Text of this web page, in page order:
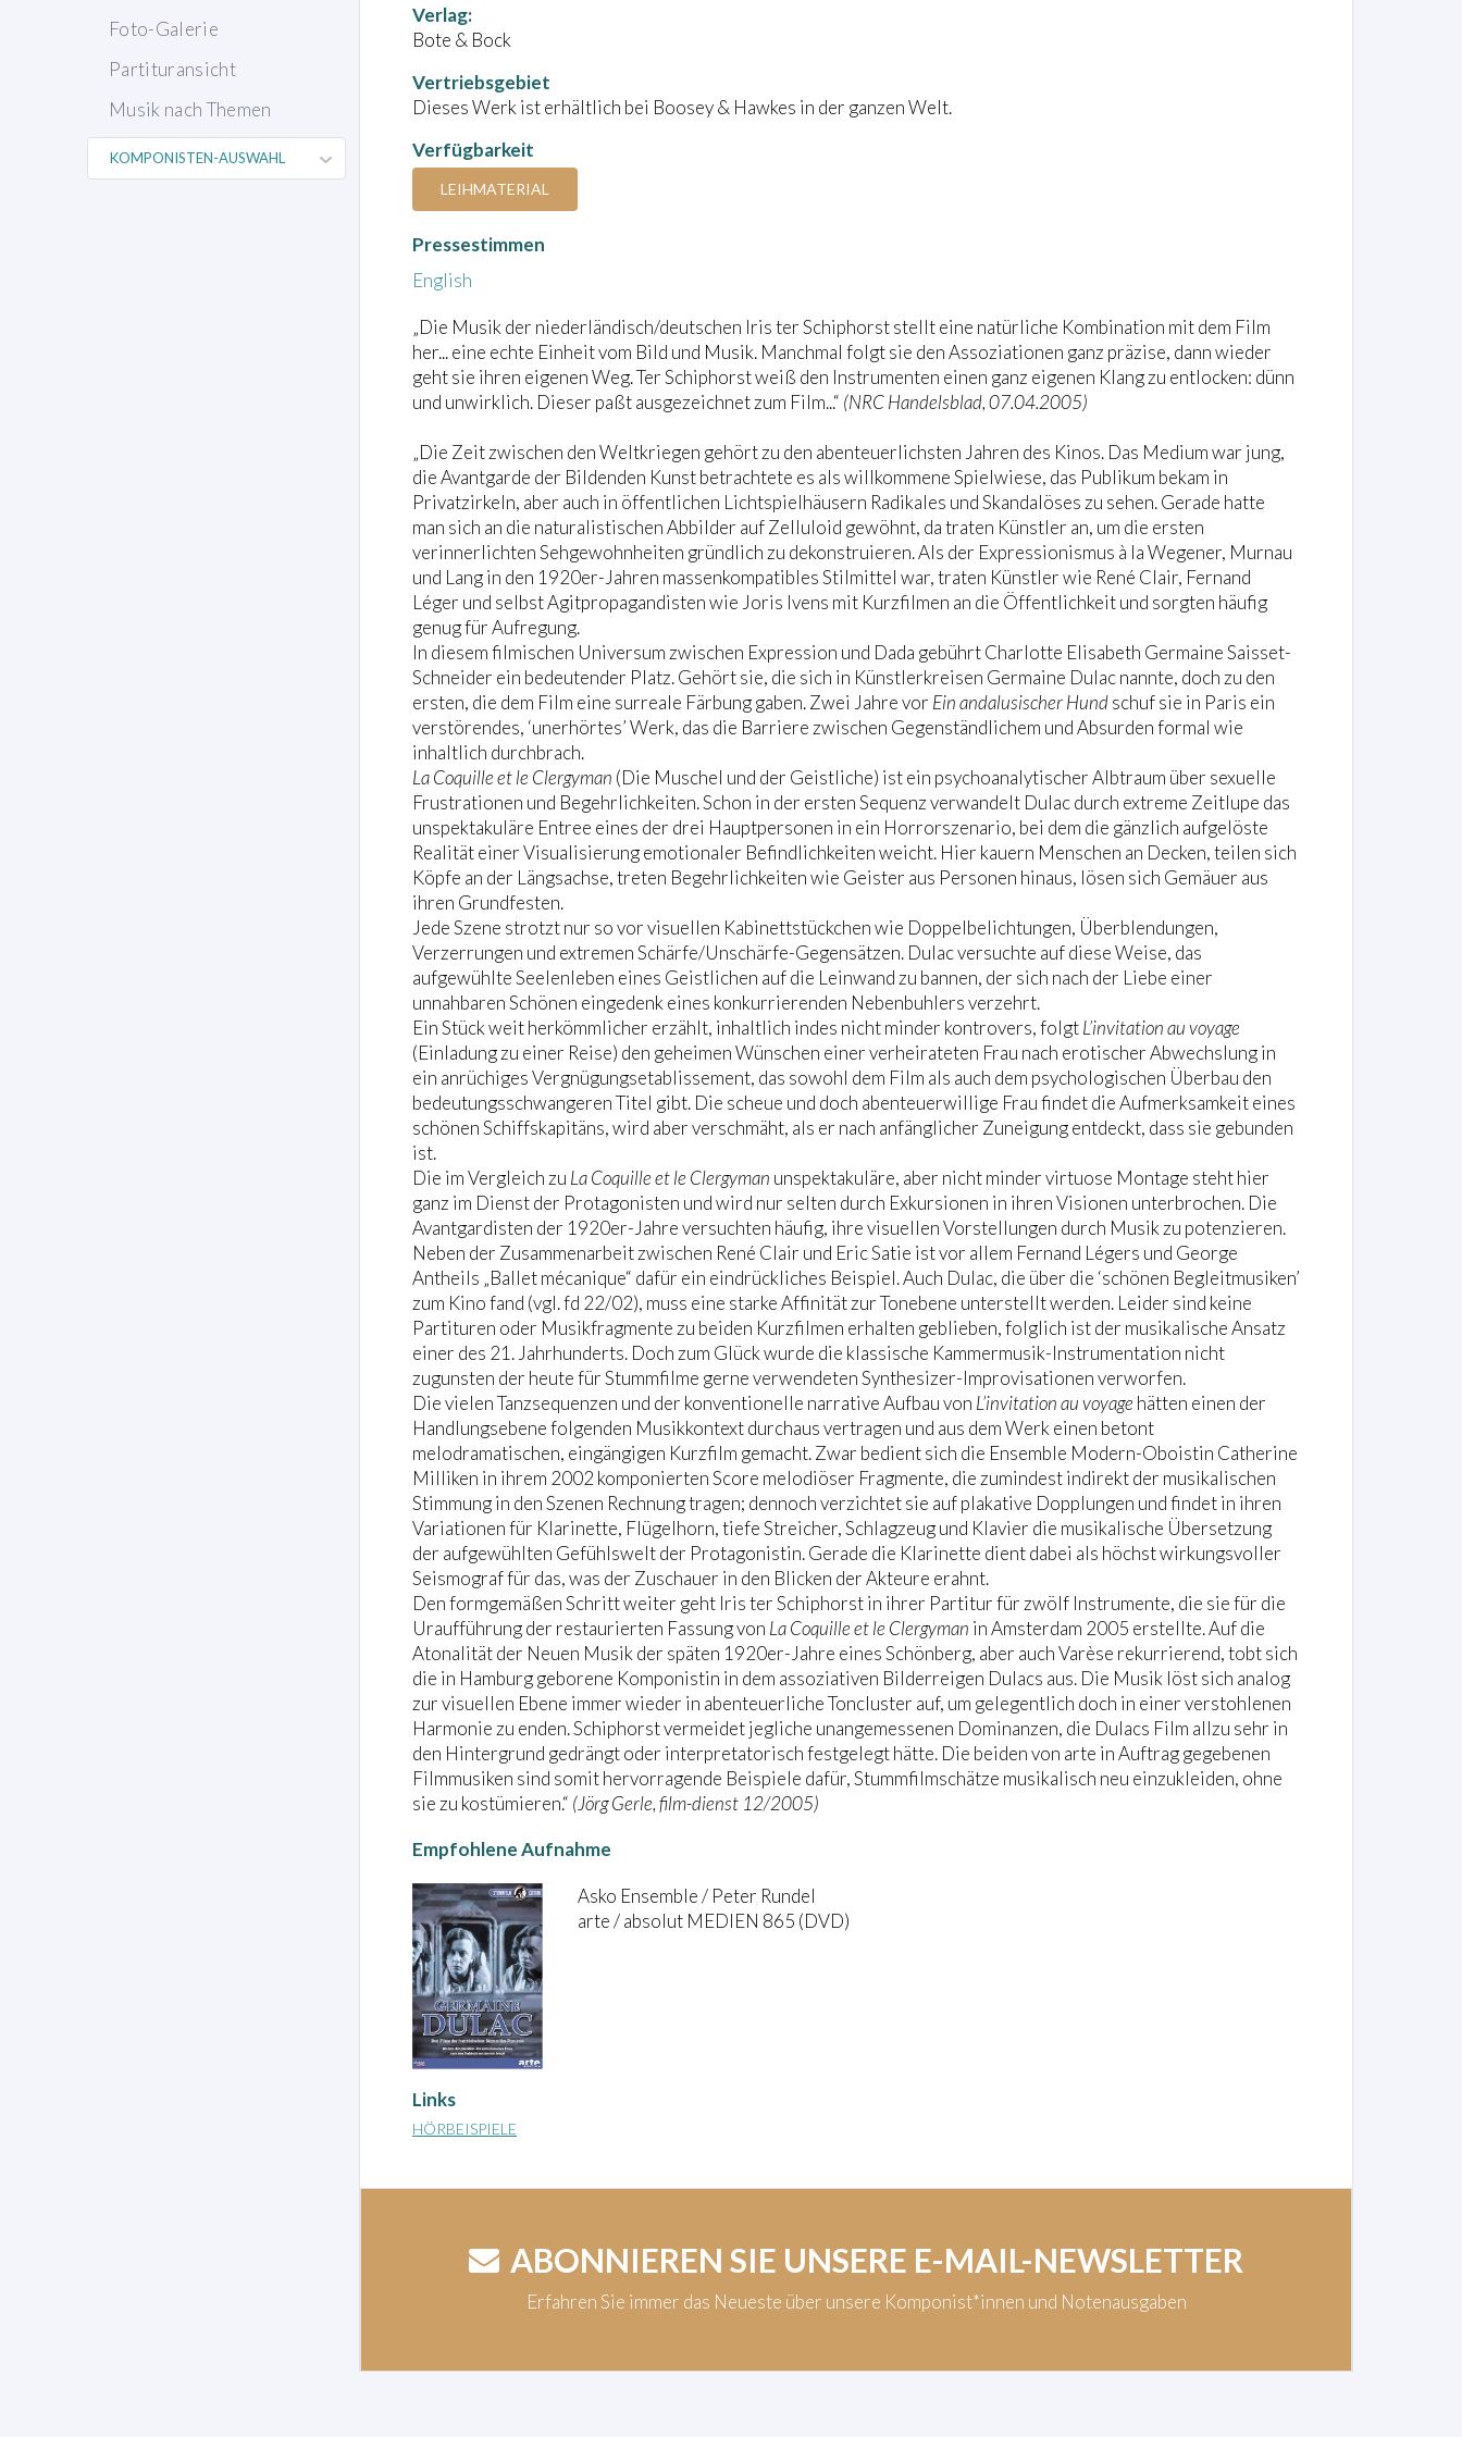
Foto-Galerie
Partituransicht
Musik nach Themen
Verlag:
Bote & Bock
Vertriebsgebiet
Dieses Werk ist erhältlich bei Boosey & Hawkes in der ganzen Welt.
Verfügbarkeit
LEIHMATERIAL
Pressestimmen
English
„Die Musik der niederländisch/deutschen Iris ter Schiphorst stellt eine natürliche Kombination mit dem Film
her... eine echte Einheit vom Bild und Musik. Manchmal folgt sie den Assoziationen ganz präzise, dann wieder
geht sie ihren eigenen Weg. Ter Schiphorst weiß den Instrumenten einen ganz eigenen Klang zu entlocken: dünn
und unwirklich. Dieser paßt ausgezeichnet zum Film...“ (NRC Handelsblad, 07.04.2005)
„Die Zeit zwischen den Weltkriegen gehört zu den abenteuerlichsten Jahren des Kinos. Das Medium war jung,
die Avantgarde der Bildenden Kunst betrachtete es als willkommene Spielwiese, das Publikum bekam in
Privatzirkeln, aber auch in öffentlichen Lichtspielhäusern Radikales und Skandalöses zu sehen. Gerade hatte
man sich an die naturalistischen Abbilder auf Zelluloid gewöhnt, da traten Künstler an, um die ersten
verinnerlichten Sehgewohnheiten gründlich zu dekonstruieren. Als der Expressionismus à la Wegener, Murnau
und Lang in den 1920er-Jahren massenkompatibles Stilmittel war, traten Künstler wie René Clair, Fernand
Léger und selbst Agitpropagandisten wie Joris Ivens mit Kurzfilmen an die Öffentlichkeit und sorgten häufig
genug für Aufregung.
In diesem filmischen Universum zwischen Expression und Dada gebührt Charlotte Elisabeth Germaine Saisset-
Schneider ein bedeutender Platz. Gehört sie, die sich in Künstlerkreisen Germaine Dulac nannte, doch zu den
ersten, die dem Film eine surreale Färbung gaben. Zwei Jahre vor Ein andalusischer Hundschuf sie in Paris ein
verstörendes, ‘unerhörtes’ Werk, das die Barriere zwischen Gegenständlichem und Absurden formal wie
inhaltlich durchbrach.
La Coquille et le Clergyman (Die Muschel und der Geistliche) ist ein psychoanalytischer Albtraum über sexuelle
Frustrationen und Begehrlichkeiten. Schon in der ersten Sequenz verwandelt Dulac durch extreme Zeitlupe das
unspektakuläre Entree eines der drei Hauptpersonen in ein Horrorszenario, bei dem die gänzlich aufgelöste
Realität einer Visualisierung emotionaler Befindlichkeiten weicht. Hier kauern Menschen an Decken, teilen sich
Köpfe an der Längsachse, treten Begehrlichkeiten wie Geister aus Personen hinaus, lösen sich Gemäuer aus
ihren Grundfesten.
Jede Szene strotzt nur so vor visuellen Kabinettstückchen wie Doppelbelichtungen, Überblendungen,
Verzerrungen und extremen Schärfe/Unschärfe-Gegensätzen. Dulac versuchte auf diese Weise, das
aufgewühlte Seelenleben eines Geistlichen auf die Leinwand zu bannen, der sich nach der Liebe einer
unnahbaren Schönen eingedenk eines konkurrierenden Nebenbuhlers verzehrt.
Ein Stück weit herkömmlicher erzählt, inhaltlich indes nicht minder kontrovers, folgtL’invitation au voyage
(Einladung zu einer Reise) den geheimen Wünschen einer verheirateten Frau nach erotischer Abwechslung in
ein anrüchiges Vergnügungsetablissement, das sowohl dem Film als auch dem psychologischen Überbau den
bedeutungsschwangeren Titel gibt. Die scheue und doch abenteuerwillige Frau findet die Aufmerksamkeit eines
schönen Schiffskapitäns, wird aber verschmäht, als er nach anfänglicher Zuneigung entdeckt, dass sie gebunden
ist.
Die im Vergleich zu La Coquille et le Clergyman unspektakuläre, aber nicht minder virtuose Montage steht hier
ganz im Dienst der Protagonisten und wird nur selten durch Exkursionen in ihren Visionen unterbrochen. Die
Avantgardisten der 1920er-Jahre versuchten häufig, ihre visuellen Vorstellungen durch Musik zu potenzieren.
Neben der Zusammenarbeit zwischen René Clair und Eric Satie ist vor allem Fernand Légers und George
Antheils „Ballet mécanique“ dafür ein eindrückliches Beispiel. Auch Dulac, die über die ‘schönen Begleitmusiken’
zum Kino fand (vgl. fd 22/02), muss eine starke Affinität zur Tonebene unterstellt werden. Leider sind keine
Partituren oder Musikfragmente zu beiden Kurzfilmen erhalten geblieben, folglich ist der musikalische Ansatz
einer des 21. Jahrhunderts. Doch zum Glück wurde die klassische Kammermusik-Instrumentation nicht
zugunsten der heute für Stummfilme gerne verwendeten Synthesizer-Improvisationen verworfen.
Die vielen Tanzsequenzen und der konventionelle narrative Aufbau von L’invitation au voyage hätten einen der
Handlungsebene folgenden Musikkontext durchaus vertragen und aus dem Werk einen betont
melodramatischen, eingängigen Kurzfilm gemacht. Zwar bedient sich die Ensemble Modern-Oboistin Catherine
Milliken in ihrem 2002 komponierten Score melodiöser Fragmente, die zumindest indirekt der musikalischen
Stimmung in den Szenen Rechnung tragen; dennoch verzichtet sie auf plakative Dopplungen und findet in ihren
Variationen für Klarinette, Flügelhorn, tiefe Streicher, Schlagzeug und Klavier die musikalische Übersetzung
der aufgewühlten Gefühlswelt der Protagonistin. Gerade die Klarinette dient dabei als höchst wirkungsvoller
Seismograf für das, was der Zuschauer in den Blicken der Akteure erahnt.
Den formgemäßen Schritt weiter geht Iris ter Schiphorst in ihrer Partitur für zwölf Instrumente, die sie für die
Uraufführung der restaurierten Fassung von La Coquille et le Clergyman in Amsterdam 2005 erstellte. Auf die
Atonalität der Neuen Musik der späten 1920er-Jahre eines Schönberg, aber auch Varèse rekurrierend, tobt sich
die in Hamburg geborene Komponistin in dem assoziativen Bilderreigen Dulacs aus. Die Musik löst sich analog
zur visuellen Ebene immer wieder in abenteuerliche Toncluster auf, um gelegentlich doch in einer verstohlenen
Harmonie zu enden. Schiphorst vermeidet jegliche unangemessenen Dominanzen, die Dulacs Film allzu sehr in
den Hintergrund gedrängt oder interpretatorisch festgelegt hätte. Die beiden von arte in Auftrag gegebenen
Filmmusiken sind somit hervorragende Beispiele dafür, Stummfilmschätze musikalisch neu einzukleiden, ohne
sie zu kostümieren.“ (Jörg Gerle, film-dienst 12/2005)
Empfohlene Aufnahme
Asko Ensemble / Peter Rundel
arte / absolut MEDIEN 865 (DVD)
Links
HÖRBEISPIELE
ABONNIEREN SIE UNSERE E-MAIL-NEWSLETTER
Erfahren Sie immer das Neueste über unsere Komponist*innen und Notenausgaben